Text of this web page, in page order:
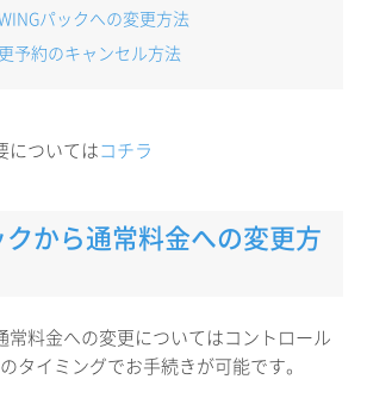
パックへの変更方法
予約のキャンセル方法
についてはコチラ
から通常料金への変更方
常料金への変更についてはコントロール
タイミングでお手続きが可能です。